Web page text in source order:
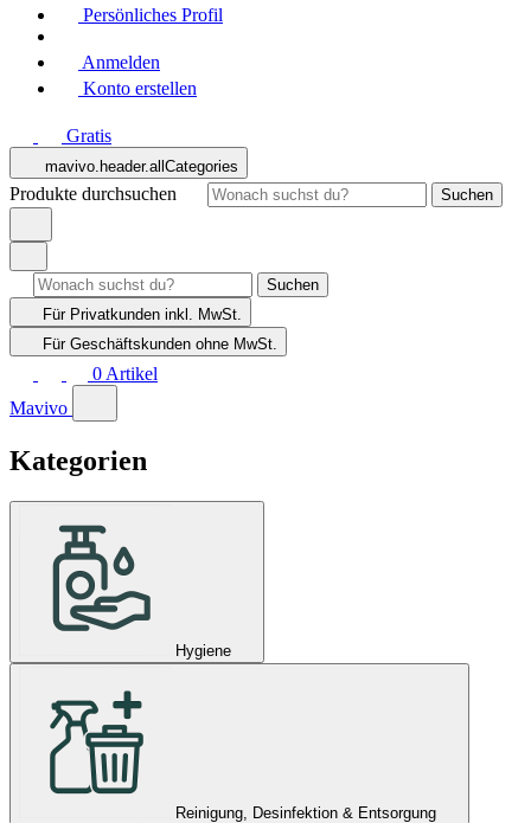
Persönliches Profil
Anmelden
Konto erstellen
Gratis
mavivo.header.allCategories
Produkte durchsuchen Suchen
Suchen
Für Privatkunden inkl. MwSt.
Für Geschäftskunden ohne MwSt.
0 Artikel
Mavivo
Kategorien
Hygiene
Reinigung, Desinfektion & Entsorgung